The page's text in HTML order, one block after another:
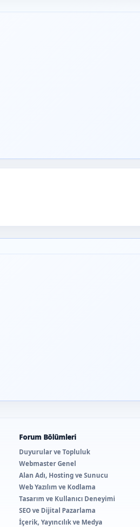
Forum Bölümleri
Duyurular ve Topluluk
Webmaster Genel
Alan Adı, Hosting ve Sunucu
Web Yazılım ve Kodlama
Tasarım ve Kullanıcı Deneyimi
SEO ve Dijital Pazarlama
İçerik, Yayıncılık ve Medya